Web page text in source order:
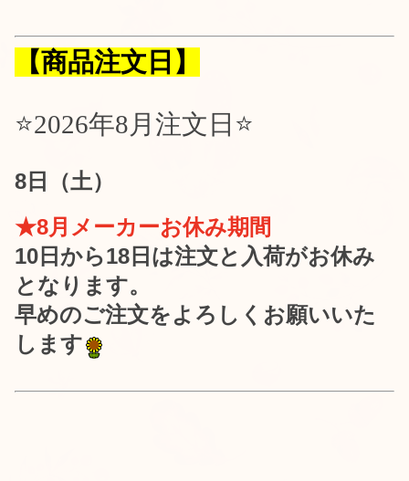
【商品注文日】
⭐️2026年8月 注文日⭐️
8日（土）
★8月メーカーお休み期間
10日から18日は注文と入荷がお休み
となります。
早めのご注文をよろしくお願いいた
します